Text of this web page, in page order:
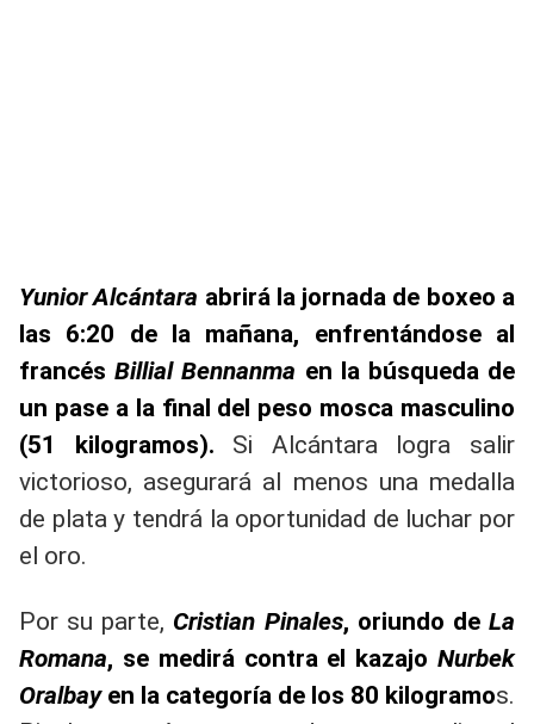
Yunior Alcántara abrirá la jornada de boxeo a
las 6:20 de la mañana, enfrentándose al
francésBillial Bennanma en la búsqueda de
un pase a la final del peso mosca masculino
(51 kilogramos). Si Alcántara logra salir
victorioso, asegurará al menos una medalla
de plata y tendrá la oportunidad de luchar por
el oro.
Por su parte, Cristian Pinales, oriundo deLa
Romana, se medirá contra el kazajo Nurbek
Oralbayen la categoría de los 80 kilogramos.